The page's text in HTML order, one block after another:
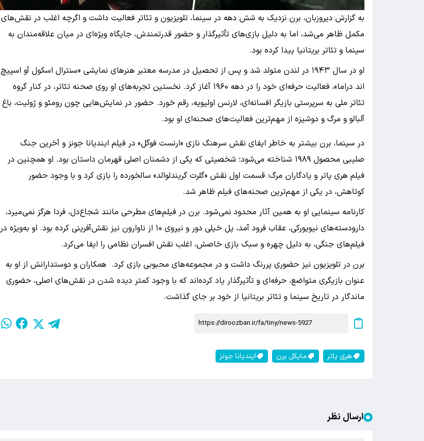
به گزارش دیروزبان، برن نزدیک به شش دهه در سینما، تلویزیون و تئاتر فعالیت داشت و اگرچه اغلب در نقش‌های
مکمل ظاهر می‌شد، اما به دلیل بازی‌های تأثیرگذار و حضور قدرتمندش، جایگاه ویژه‌ای در میان علاقه‌مندان به
سینما و تئاتر بریتانیا پیدا کرده بود.
او در سال ۱۹۴۳ در لندن متولد شد و پس از تحصیل در مدرسه معتبر هنرهای نمایشی «سنترال اسکول آو اسپیچ
اند دراما»، فعالیت حرفه‌ای خود را در دهه ۱۹۶۰ آغاز کرد. نخستین تجربه‌های او روی صحنه تئاتر، در کنار گروه
تئاتر ملی به سرپرستی بازیگر افسانه‌ای، لارنس اولیویه، رقم خورد. حضور در نمایش‌هایی چون رومئو و ژولیت، باغ
آلبالو و مرگ و دوشیزه از مهم‌ترین فعالیت‌های صحنه‌ای او بود.
در سینما، برن بیشتر به خاطر ایفای نقش سرهنگ نازی «ارنست فوگل» در فیلم ایندیانا جونز و آخرین جنگ
صلیبی محصول ۱۹۸۹ شناخته می‌شود؛ شخصیتی که یکی از دشمنان اصلی قهرمان داستان بود. او همچنین در
فیلم هری پاتر و یادگاران مرگ: قسمت اول نقش «گلرت گریندلوالد» سالخورده را بازی کرد و با وجود حضور
کوتاهش، در یکی از مهم‌ترین صحنه‌های فیلم ظاهر شد.
کارنامه سینمایی او به همین آثار محدود نمی‌شود. برن در فیلم‌های مطرحی مانند شجاع‌دل، فردا هرگز نمی‌میرد،
دارودسته‌های نیویورکی، عقاب فرود آمد، پل خیلی دور و نیروی ۱۰ از ناوارون نیز نقش‌آفرینی کرده بود. او به‌ویژه در
فیلم‌های جنگی، به دلیل چهره و سبک بازی خاصش، اغلب نقش افسران نظامی را ایفا می‌کرد.
برن در تلویزیون نیز حضوری پررنگ داشت و در مجموعه‌های محبوبی بازی کرد. همکاران و دوستدارانش از او به
عنوان بازیگری متواضع، حرفه‌ای و تأثیرگذار یاد کرده‌اند که با وجود کمتر دیده شدن در نقش‌های اصلی، حضوری
ماندگار در تاریخ سینما و تئاتر بریتانیا از خود بر جای گذاشت.
هری پاتر مایکل برن ایندیانا جونز
ارسال نظر